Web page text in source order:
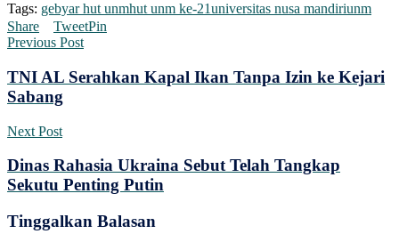
Tags: gebyar hut unmhut unm ke-21universitas nusa mandiriunm
Share
TweetPin
Previous Post
TNI AL Serahkan Kapal Ikan Tanpa Izin ke Kejari
Sabang
Next Post
Dinas Rahasia Ukraina Sebut Telah Tangkap
Sekutu Penting Putin
Tinggalkan Balasan